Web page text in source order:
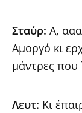
Σταύρ: Α,
Αμοργό κι
μάντρες που
Λευτ: Κι